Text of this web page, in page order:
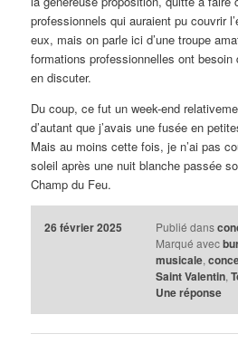
professionnels qui auraient pu couvrir
eux, mais on parle ici d’une troupe
formations professionnelles ont
en discuter.
Du coup, ce fut un week-end
d’autant que j’avais une fusée en
Mais au moins cette fois, je n’ai pas
soleil après une nuit blanche passée
Champ du Feu.
26 février 2025 Publié dans
Marqué avec
musicale,
Saint Valentin,
Uneréponse